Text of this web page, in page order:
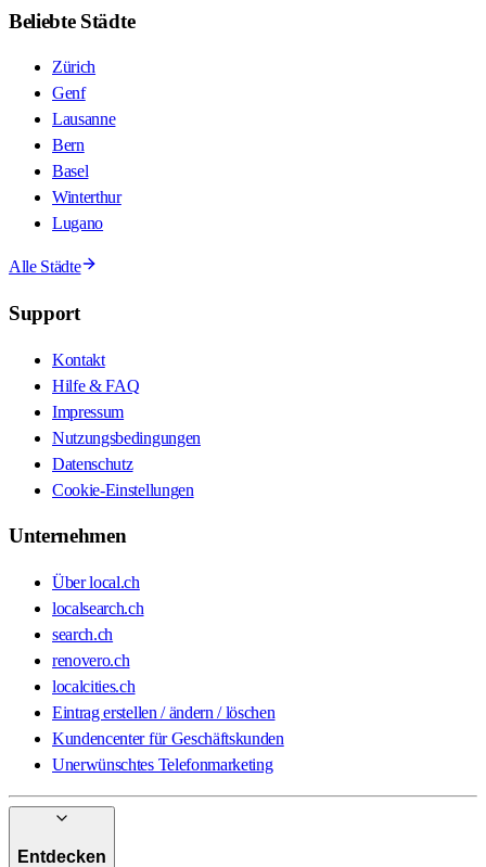
Beliebte Städte
Zürich
Genf
Lausanne
Bern
Basel
Winterthur
Lugano
Alle Städte
Support
Kontakt
Hilfe & FAQ
Impressum
Nutzungsbedingungen
Datenschutz
Cookie-Einstellungen
Unternehmen
Über local.ch
localsearch.ch
search.ch
renovero.ch
localcities.ch
Eintrag erstellen / ändern / löschen
Kundencenter für Geschäftskunden
Unerwünschtes Telefonmarketing
Entdecken